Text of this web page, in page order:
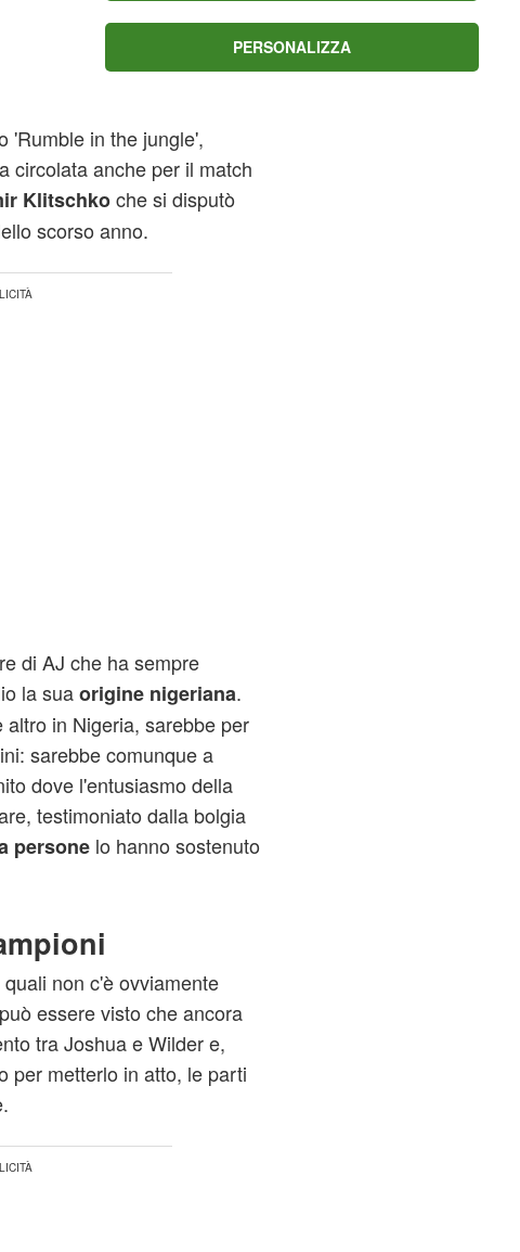
battendo Alexander Povetkin
'Rumble in the jungle',
circolata anche per il match
Klitschkoche si disputò
scorso anno.
di AJ che ha sempre
la suaorigine nigeriana.
in Nigeria, sarebbe per
sarebbe comunque a
dove l'entusiasmo della
testimoniato dalla bolgia
personelo hanno sostenuto
non c'è ovviamente
essere visto che ancora
tra Joshua e Wilder e,
per metterlo in atto, le parti
PERSONALIZZA